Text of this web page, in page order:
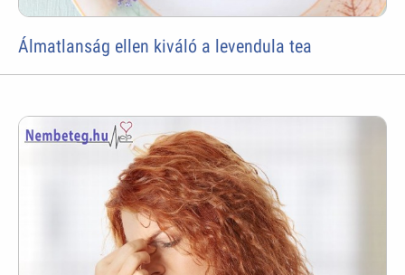
Álmatlanság ellen kiváló a levendula tea